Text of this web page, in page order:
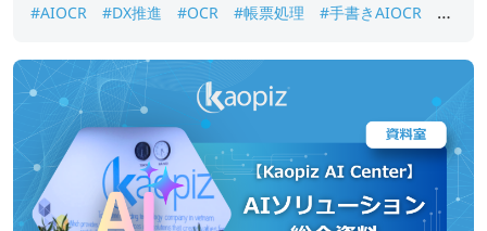
#AIOCR #DX推進 #OCR #帳票処理 #手書きAIOCR
#